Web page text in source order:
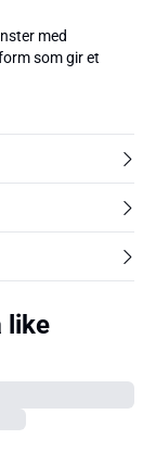
med
som gir et
like